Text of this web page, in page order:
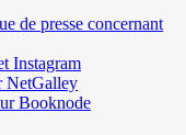
de presse concernant
Instagram
NetGalley
Booknode